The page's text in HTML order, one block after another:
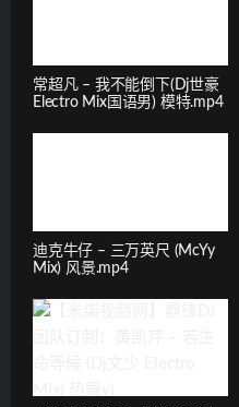
常超凡 – 我不能倒下(Dj世豪
Electro Mix国语男) 模特.mp4
迪克牛仔 – 三万英尺 (McYy
Mix) 风景.mp4